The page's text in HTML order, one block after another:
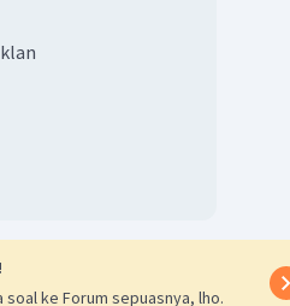
soal ke Forum sepuasnya, lho.